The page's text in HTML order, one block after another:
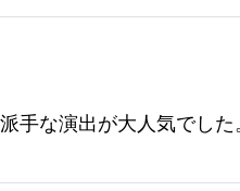
手な演出が大人気でし